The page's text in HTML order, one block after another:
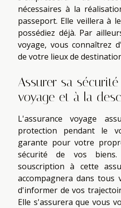
nécessaires à la
passeport. Elle veillera à
possédiez déjà. Par
voyage, vous connaîtrez
de votre lieux de
Assurer sa
voyage et à la
L'assurance voyage
protection pendant le
garante pour votre
sécurité de vos
souscription à cette
accompagnera dans tous
d'informer de vos
Elle s'assurera que vous